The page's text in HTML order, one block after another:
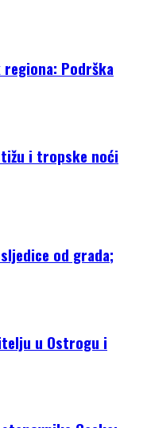
Podrška
i tropske noći
od grada;
u Ostrogu i